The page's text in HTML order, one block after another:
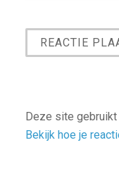
Deze site
Bekijk hoe je